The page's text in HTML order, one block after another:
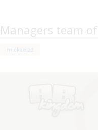
Managers team
mickael22